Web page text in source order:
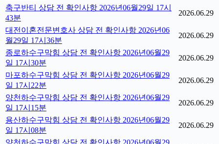
축구반티 상담 전 확인사항 2026년06월29일 17시
43분
2026.06.29
대전이혼전문변호사 상담 전 확인사항 2026년06
월29일 17시36분
2026.06.29
종로하수구막힘 상담 전 확인사항 2026년06월29
일 17시30분
2026.06.29
마포하수구막힘 상담 전 확인사항 2026년06월29
일 17시22분
2026.06.29
양천하수구막힘 상담 전 확인사항 2026년06월29
일 17시15분
2026.06.29
용산하수구막힘 상담 전 확인사항 2026년06월29
일 17시08분
2026.06.29
양천하수구막힘 상담 전 확인사항 2026년06월29